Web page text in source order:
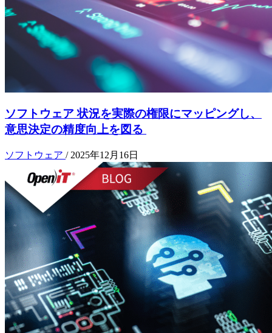
ソフトウェア 状況を実際の権限にマッピングし、
意思決定の精度向上を図る
ソフトウェア / 2025年12月16日